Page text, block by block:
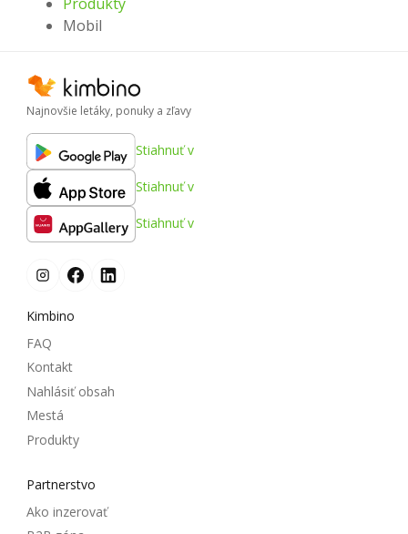
Produkty
Mobil
Najnovšie letáky, ponuky a zľavy
Stiahnuť v
Stiahnuť v
Stiahnuť v
Kimbino
FAQ
Kontakt
Nahlásiť obsah
Mestá
Produkty
Partnerstvo
Ako inzerovať